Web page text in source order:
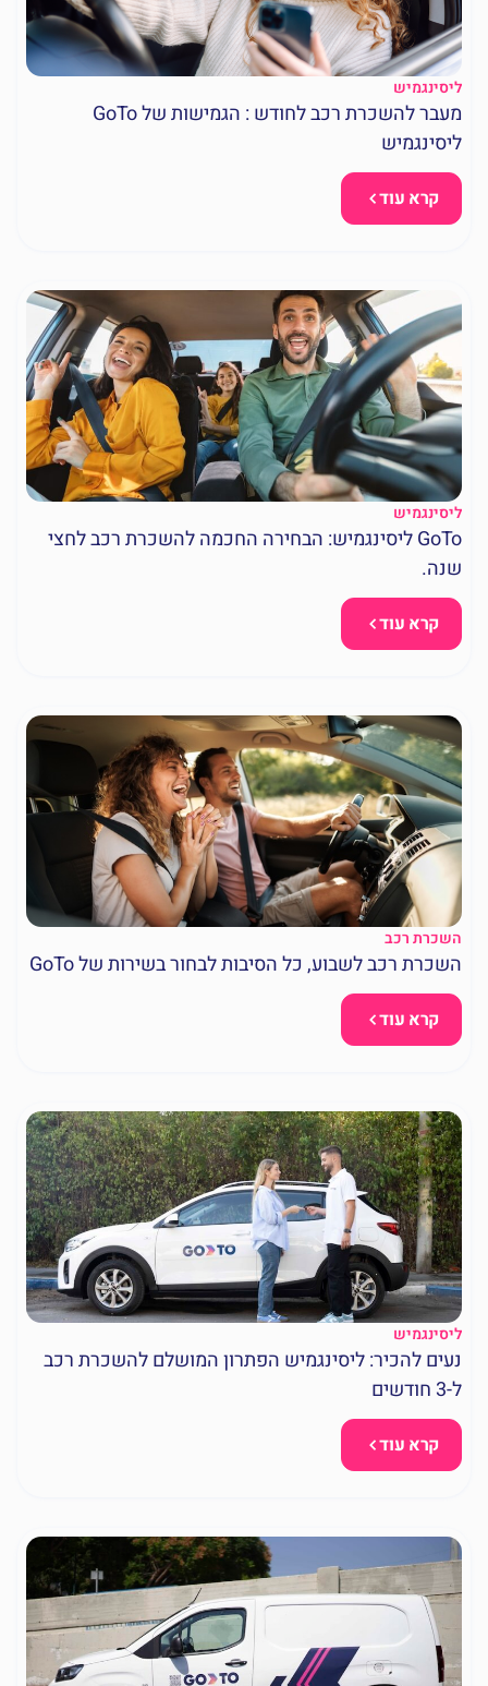
ליסינגמיש
מעבר להשכרת רכב לחודש : הגמישות של GoTo
ליסינגמיש
קרא עוד
ליסינגמיש
GoTo ליסינגמיש: הבחירה החכמה להשכרת רכב לחצי
שנה.
קרא עוד
השכרת רכב
השכרת רכב לשבוע, כל הסיבות לבחור בשירות של GoTo
קרא עוד
ליסינגמיש
נעים להכיר: ליסינגמיש הפתרון המושלם להשכרת רכב
ל-3 חודשים
קרא עוד